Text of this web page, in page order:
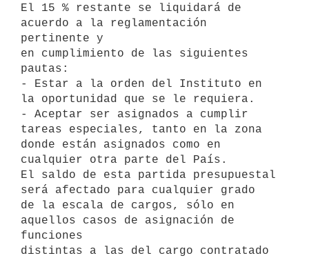
El 15 % restante se liquidará de
acuerdo a la reglamentación
pertinente y
en cumplimiento de las siguientes
pautas:
- Estar a la orden del Instituto en
la oportunidad que se le requiera.
- Aceptar ser asignados a cumplir
tareas especiales, tanto en la zona
donde están asignados como en
cualquier otra parte del País.
El saldo de esta partida presupuestal
será afectado para cualquier grado
de la escala de cargos, sólo en
aquellos casos de asignación de
funciones
distintas a las del cargo contratado